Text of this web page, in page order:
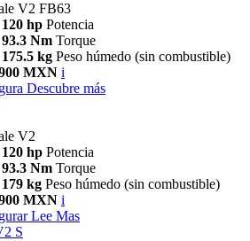
V2 FB63
120 hp Potencia
93.3 Nm Torque
175.5 kg Peso húmedo (sin combustible)
MXN i
Descubre más
V2
120 hp Potencia
93.3 Nm Torque
179 kg Peso húmedo (sin combustible)
MXN i
Lee Mas
S